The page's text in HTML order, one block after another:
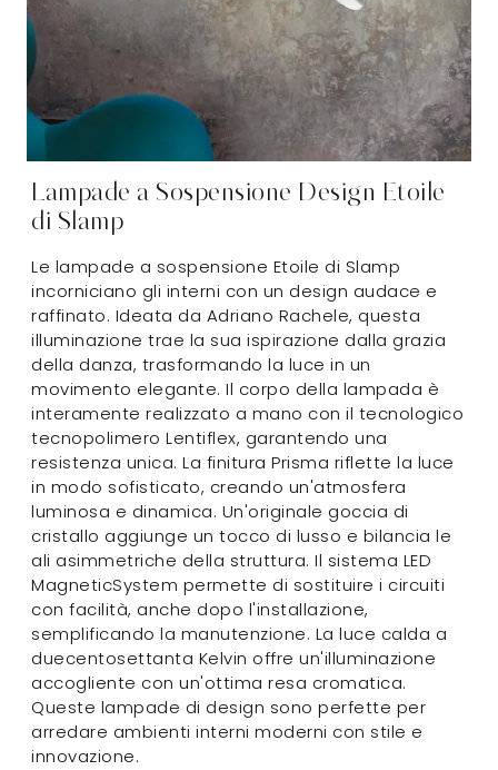
Lampade a Sospensione Design Etoile
di Slamp
Le lampade a sospensione Etoile di Slamp
incorniciano gli interni con un design audace e
raffinato. Ideata da Adriano Rachele, questa
illuminazione trae la sua ispirazione dalla grazia
della danza, trasformando la luce in un
movimento elegante. Il corpo della lampada è
interamente realizzato a mano con il tecnologico
tecnopolimero Lentiflex, garantendo una
resistenza unica. La finitura Prisma riflette la luce
in modo sofisticato, creando un'atmosfera
luminosa e dinamica. Un'originale goccia di
cristallo aggiunge un tocco di lusso e bilancia le
ali asimmetriche della struttura. Il sistema LED
MagneticSystem permette di sostituire i circuiti
con facilità, anche dopo l'installazione,
semplificando la manutenzione. La luce calda a
duecentosettanta Kelvin offre un'illuminazione
accogliente con un'ottima resa cromatica.
Queste lampade di design sono perfette per
arredare ambienti interni moderni con stile e
innovazione.